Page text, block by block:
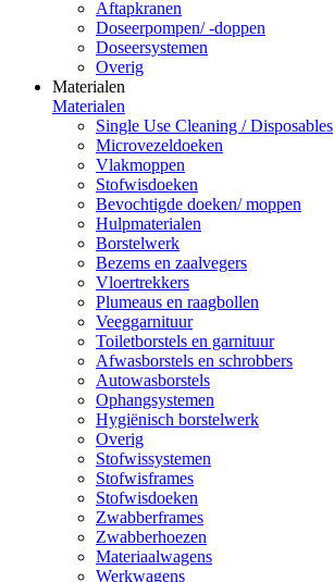
Aftapkranen
Doseerpompen/ -doppen
Doseersystemen
Overig
Materialen
Materialen
Single Use Cleaning / Disposables
Microvezeldoeken
Vlakmoppen
Stofwisdoeken
Bevochtigde doeken/ moppen
Hulpmaterialen
Borstelwerk
Bezems en zaalvegers
Vloertrekkers
Plumeaus en raagbollen
Veeggarnituur
Toiletborstels en garnituur
Afwasborstels en schrobbers
Autowasborstels
Ophangsystemen
Hygiënisch borstelwerk
Overig
Stofwissystemen
Stofwisframes
Stofwisdoeken
Zwabberframes
Zwabberhoezen
Materiaalwagens
Werkwagens